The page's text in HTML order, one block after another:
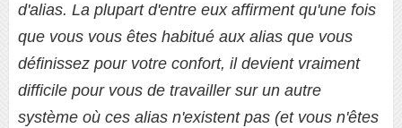
d'alias. La plupart d'entre eux affirment qu'une fois
que vous vous êtes habitué aux alias que vous
définissez pour votre confort, il devient vraiment
difficile pour vous de travailler sur un autre
système où ces alias n'existent pas (et vous n'êtes